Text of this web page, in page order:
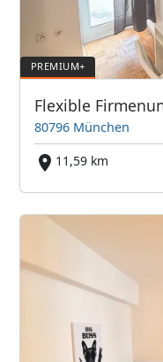
80796 München
11,59 km